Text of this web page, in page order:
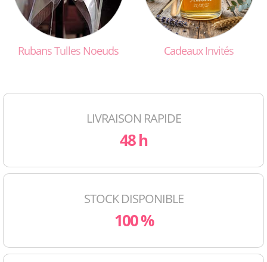
RubansTulles Noeuds CadeauxInvités
LIVRAISON RAPIDE
48 h
STOCK DISPONIBLE
100 %